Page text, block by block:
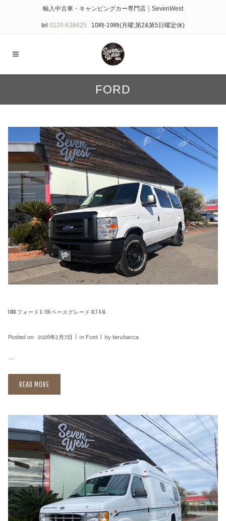
輸入中古車・キャンピングカー専門店｜SevenWest
tel 0120-638625 10時-19時(月曜,第2&第5日曜定休)
FORD
FORD フォード E-150 ベースグレード XLT 4.6L
Posted on 2026年2月7日 in Ford by terubacca
...
READ MORE